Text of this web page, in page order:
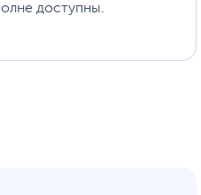
доступны.